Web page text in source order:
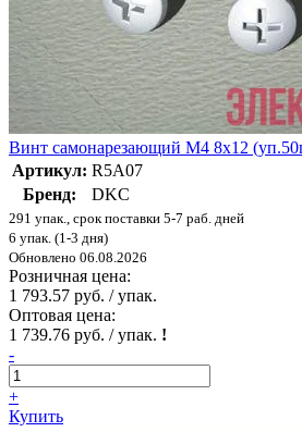
Винт самонарезающий М4 8х12
Артикул: R5A07
Бренд:
DKC
291 упак., срок поставки 5-7 раб. дней
6 упак. (1-3 дня)
Обновлено 06.08.2026
Розничная цена:
1 793.57 руб. / упак.
Оптовая цена:
1 739.76 руб. / упак. !
-
+
Купить